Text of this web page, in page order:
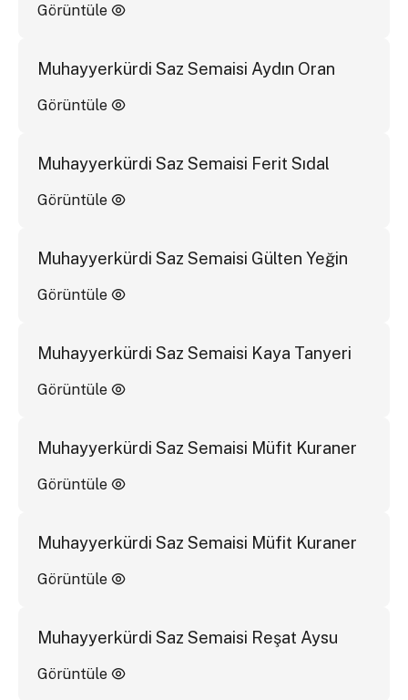
Görüntüle
Muhayyerkürdi Saz Semaisi Aydın Oran
Görüntüle
Muhayyerkürdi Saz Semaisi Ferit Sıdal
Görüntüle
Muhayyerkürdi Saz Semaisi Gülten Yeğin
Görüntüle
Muhayyerkürdi Saz Semaisi Kaya Tanyeri
Görüntüle
Muhayyerkürdi Saz Semaisi Müfit Kuraner
Görüntüle
Muhayyerkürdi Saz Semaisi Müfit Kuraner
Görüntüle
Muhayyerkürdi Saz Semaisi Reşat Aysu
Görüntüle